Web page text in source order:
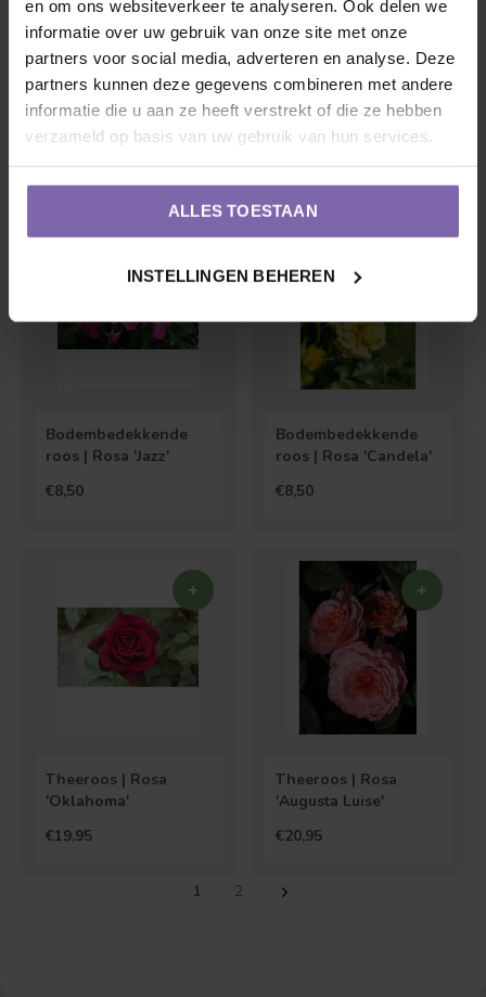
en om ons websiteverkeer te analyseren. Ook delen we
informatie over uw gebruik van onze site met onze
partners voor social media, adverteren en analyse. Deze
partners kunnen deze gegevens combineren met andere
informatie die u aan ze heeft verstrekt of die ze hebben
verzameld op basis van uw gebruik van hun services.
ALLES TOESTAAN
INSTELLINGEN BEHEREN
Theeroos | Rosa 'Line
Renaud'
€20,95
Stamroos | Rosa
'Leonardo da Vinci'
€45,00
Bodembedekkende
roos | Rosa 'Jazz'
€8,50
Bodembedekkende
roos | Rosa 'Candela'
€8,50
Theeroos | Rosa
'Oklahoma'
€19,95
Theeroos | Rosa
'Augusta Luise'
€20,95
1 2